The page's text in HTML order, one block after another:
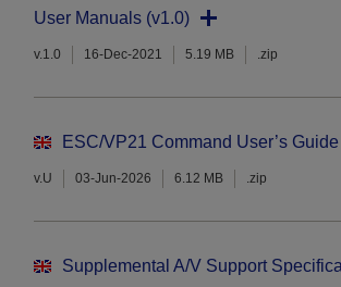
User Manuals (v1.0)
v.1.0 16-Dec-2021 5.19 MB .zip
ESC/VP21 Command User’s
v.U 03-Jun-2026 6.12 MB .zip
Supplemental A/V Support